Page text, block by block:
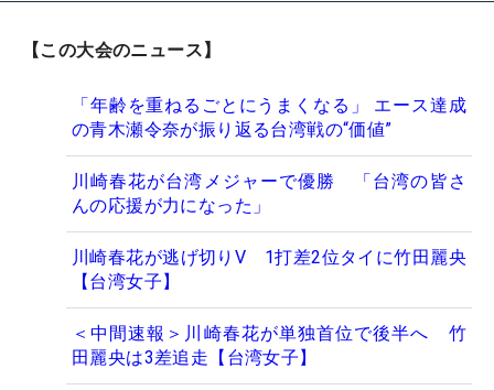
【この大会のニュース】
「年齢を重ねるごとにうまくなる」 エース達成
の青木瀬令奈が振り返る台湾戦の“価値”
川崎春花が台湾メジャーで優勝 「台湾の皆さ
んの応援が力になった」
川崎春花が逃げ切りV 1打差2位タイに竹田麗央
【台湾女子】
＜中間速報＞川崎春花が単独首位で後半へ 竹
田麗央は3差追走【台湾女子】